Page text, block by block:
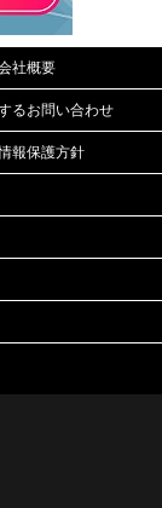
社概要
るお問い合わせ
報保護方針